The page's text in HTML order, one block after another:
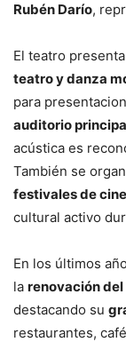
Rubén Darío,
El teatro presenta
teatro y danza
para
auditorio
acústica es
También se
festivales de cine
cultural activo
En los últimos
la renovación
destacando su
restaurantes,